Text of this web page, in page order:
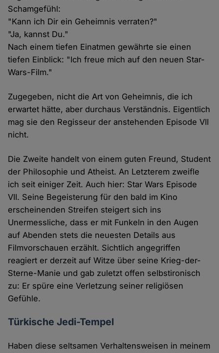
Schamgefühl:
"Kann ich Dir ein Geheimnis verraten?"
"Ja, kannst Du."
Nach einem tiefen Einatmen gewährte sie einen
tiefen Einblick: "Ich freue mich auf den neuen Star-
Wars-Film."
Zugegeben, nicht die Art von Geheimnis, die ich
erwartet hätte, aber durchaus Verständnis. Eigentlich
mag sie den Regisseur der anstehenden Episode VII
nicht.
Die Zweite handelt von einem guten Freund, Student
der Philosophie und Atheist. An Letzterem zweifle
ich seit einiger Zeit. Auch hier: Star Wars Episode
VII. Seine Begeisterung für den bald im Kino
erscheinenden Streifen steigert sich ins
Unermessliche, dass er mit Funkeln in den Augen
auf Abenden stets die neuesten Details aus
Filmvorschauen erzählt. Sichtlich angegriffen
reagiert er derzeit auf Witze über seine Krieg-der-
Sterne-Manie und gab zuletzt offen selbstironisch
zu: Er spüre eine Verletzung seiner religiösen
Gefühle.
Türkische Jedi-Tempel
Haben diese seltsamen Verhaltensweisen in meinem